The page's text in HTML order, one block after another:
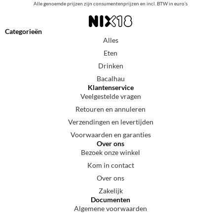
Alle genoemde prijzen zijn consumentenprijzen en incl. BTW in euro’s
Categorieën
Alles
Eten
Drinken
Bacalhau
Klantenservice
Veelgestelde vragen
Retouren en annuleren
Verzendingen en levertijden
Voorwaarden en garanties
Over ons
Bezoek onze winkel
Kom in contact
Over ons
Zakelijk
Documenten
Algemene voorwaarden